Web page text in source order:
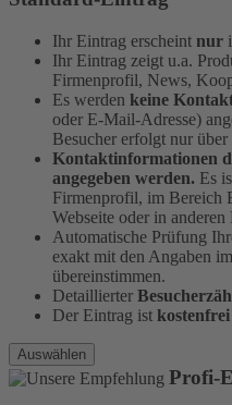
Ihr Eintrag erscheint nur
Ihr Eintrag zeigt u.a.
Firmenprofil, News,
Es werden keine
oder E-Mail-Adresse)
Besucher erfolgt nur
Kontaktinformationen
angegeben werden. Es
Firmenprofil, im Bereich
Webseite oder in
Automatische Prüfung
exakt mit den Angaben
übereinstimmen.
Detaillierter
Der Eintrag ist kostenfrei
Auswählen
Profi-